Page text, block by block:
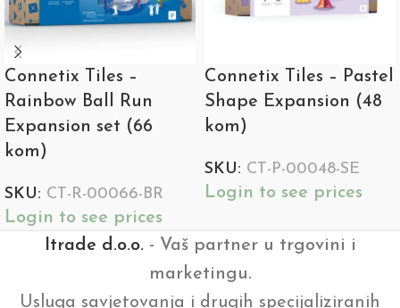
Connetix Tiles –
Rainbow Ball Run
Expansion set (66
kom)
SKU: CT-R-00066-BR
Login to see prices
Connetix Tiles – Pastel
Shape Expansion (48
kom)
SKU: CT-P-00048-SE
Login to see prices
Itrade d.o.o.- Vaš partner u trgovini i
marketingu.
Usluga savjetovanja i drugih specijaliziranih